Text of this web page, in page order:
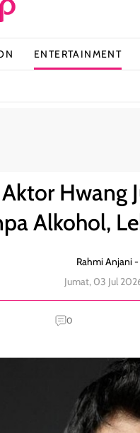
ENTERTAINMENT
Hwang
Alkohol,
Rahmi Anjani -
Jumat, 03 Jul
0